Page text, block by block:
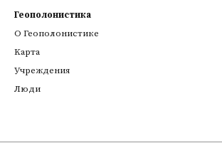
Геополонистика
О Геополонистике
Kарта
Учреждения
Люди